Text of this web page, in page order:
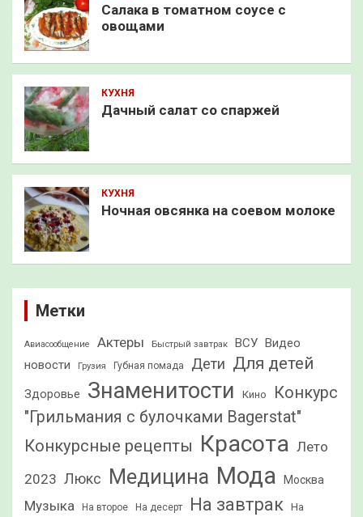
Салака в томатном соусе с
овощами
КУХНЯ
Дачный салат со спаржей
КУХНЯ
Ночная овсянка на соевом молоке
Метки
Авиасообщение Актеры Быстрый завтрак ВСУ Видео
новости
Грузия Губная помада Дети Для детей
Здоровье Знаменитости Кино
Конкурс
"Грильмания с булочками Bagerstat"
Конкурсные рецепты Красота Лето
2023 Люкс Медицина Мода Москва
Музыка На второе На десерт На завтрак На